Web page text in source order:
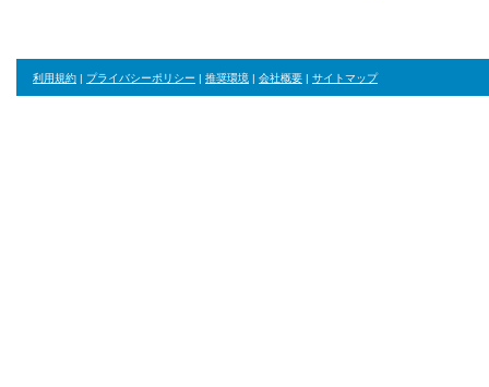
利用規約 | プライバシーポリシー | 推奨環境 | 会社概要 | サイトマップ